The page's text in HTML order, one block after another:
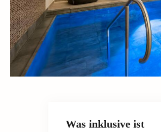
Was inklusive ist